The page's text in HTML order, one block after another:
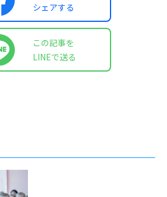
シェアする
この記事を
LINEで送る